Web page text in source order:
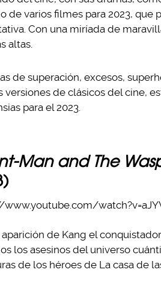
de varios filmes para 2023,
Con una miríada de
altas.
de superación, excesos,
versiones de clásicos del cine,
para el 2023.
Man and The
de Kang el
los asesinos del universo
de los héroes de La casa de